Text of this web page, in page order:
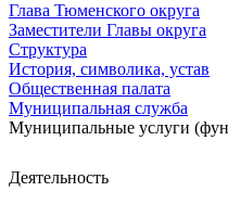
Глава Тюменского округа
Заместители Главы округа
Структура
История, символика, устав
Общественная палата
Муниципальная служба
Муниципальные услуги
Деятельность